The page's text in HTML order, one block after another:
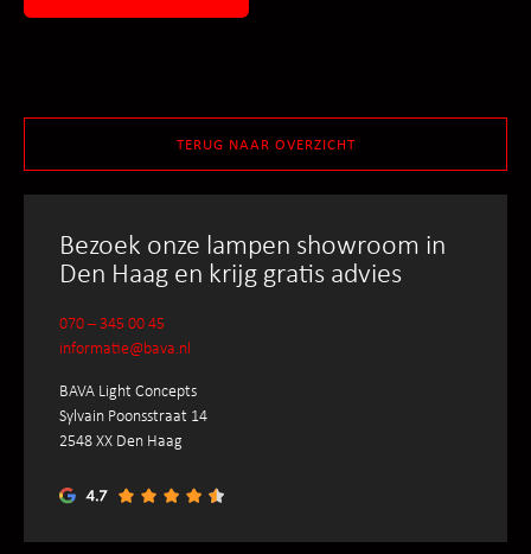
TERUG NAAR OVERZICHT
Bezoek onze lampen showroom in
Den Haag en krijg gratis advies
070 – 345 00 45
informatie@bava.nl
BAVA Light Concepts
Sylvain Poonsstraat 14
2548 XX Den Haag